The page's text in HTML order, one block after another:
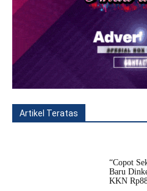
Artikel Teratas
“Copot
Baru
KKN